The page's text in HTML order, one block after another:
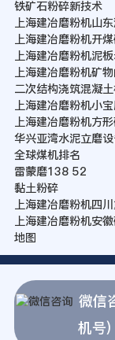
铁矿石粉碎新技术
上海建冶磨粉机山
上海建冶磨粉机开
上海建冶磨粉机泥
上海建冶磨粉机矿
二次结构浇筑混凝
上海建冶磨粉机小
上海建冶磨粉机方
华兴亚湾水泥立磨
全球煤机排名
雷蒙磨138 52
黏土粉碎
上海建冶磨粉机四
上海建冶磨粉机安
地图
微信
机号)